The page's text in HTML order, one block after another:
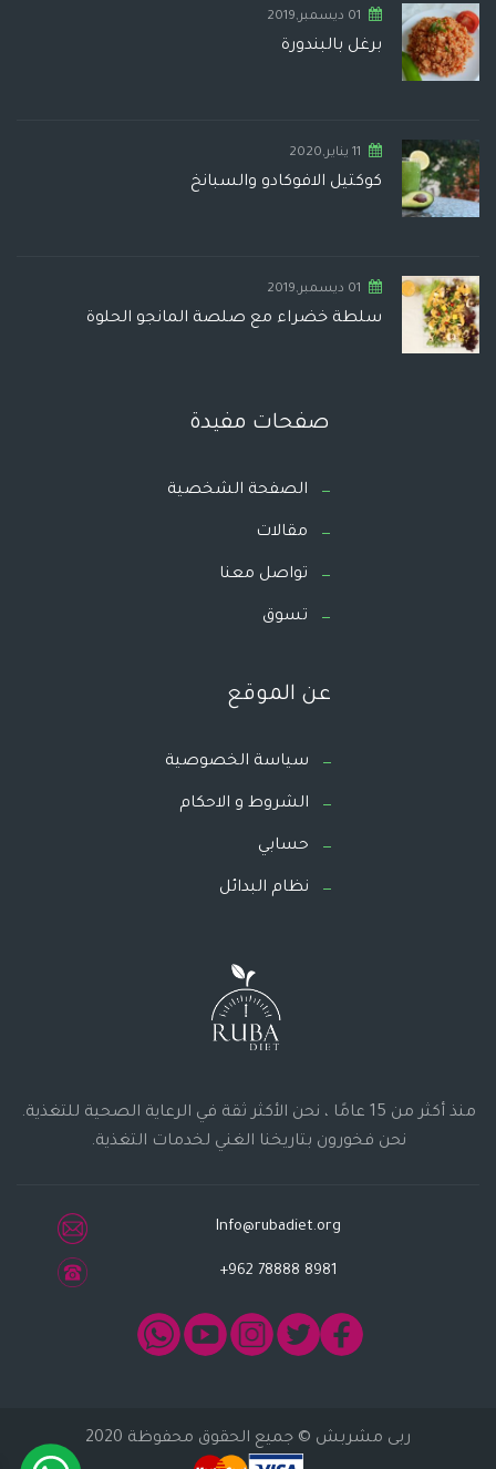
01 ديسمبر,2019
برغل بالبندورة
11 يناير,2020
كوكتيل الافوكادو والسبانخ
01 ديسمبر,2019
سلطة خضراء مع صلصة المانجو الحلوة
صفحات مفيدة
الصفحة الشخصية
مقالات
تواصل معنا
تسوق
عن الموقع
سياسة الخصوصية
الشروط و الاحكام
حسابي
نظام البدائل
منذ أكثر من 15 عامًا ، نحن الأكثر ثقة في الرعاية الصحية للتغذية.
نحن فخورون بتاريخنا الغني لخدمات التغذية.
Info@rubadiet.org
+962 78888 8981
ربى مشربش © جميع الحقوق محفوظة 2020